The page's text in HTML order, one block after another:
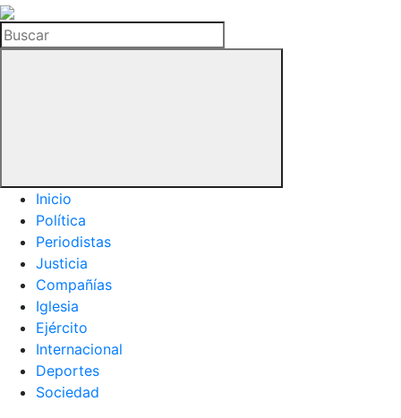
La
Hemeroteca
del
Buscar
Inicio
Política
Periodistas
Justicia
Compañías
Iglesia
Ejército
Internacional
Deportes
Sociedad